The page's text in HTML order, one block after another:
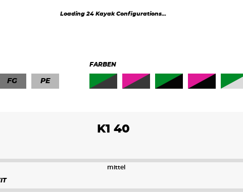
Loading 24 Kayak Configurations...
FG PE
FARBEN
K1 40
mittel